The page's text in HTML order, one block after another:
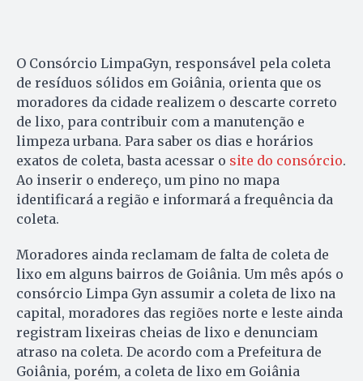
O Consórcio LimpaGyn, responsável pela coleta
de resíduos sólidos em Goiânia, orienta que os
moradores da cidade realizem o descarte correto
de lixo, para contribuir com a manutenção e
limpeza urbana. Para saber os dias e horários
exatos de coleta, basta acessar o site do consórcio.
Ao inserir o endereço, um pino no mapa
identificará a região e informará a frequência da
coleta.
Moradores ainda reclamam de falta de coleta de
lixo em alguns bairros de Goiânia. Um mês após o
consórcio Limpa Gyn assumir a coleta de lixo na
capital, moradores das regiões norte e leste ainda
registram lixeiras cheias de lixo e denunciam
atraso na coleta. De acordo com a Prefeitura de
Goiânia, porém, a coleta de lixo em Goiânia